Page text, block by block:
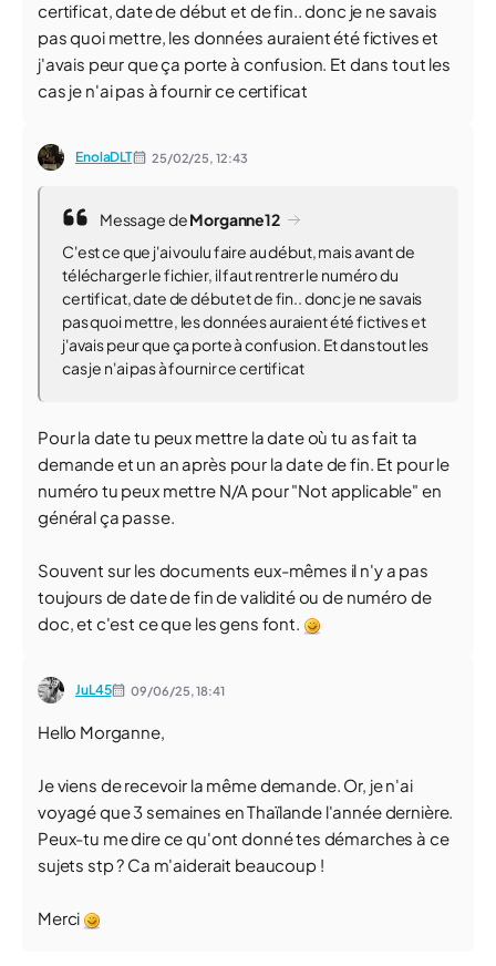
certificat, date de début et de fin.. donc je ne savais
pas quoi mettre, les données auraient été fictives et
j'avais peur que ça porte à confusion. Et dans tout les
cas je n'ai pas à fournir ce certificat
EnolaDLT 25/02/25, 12:43
Message deMorganne12
C'est ce que j'ai voulu faire au début, mais avant de
télécharger le fichier, il faut rentrer le numéro du
certificat, date de début et de fin.. donc je ne savais
pas quoi mettre, les données auraient été fictives et
j'avais peur que ça porte à confusion. Et dans tout les
cas je n'ai pas à fournir ce certificat
Pour la date tu peux mettre la date où tu as fait ta
demande et un an après pour la date de fin. Et pour le
numéro tu peux mettre N/A pour "Not applicable" en
général ça passe.
Souvent sur les documents eux-mêmes il n'y a pas
toujours de date de fin de validité ou de numéro de
doc, et c'est ce que les gens font.
JuL45 09/06/25,18:41
Hello Morganne,
Je viens de recevoir la même demande. Or, je n'ai
voyagé que 3 semaines en Thaïlande l'année dernière.
Peux-tu me dire ce qu'ont donné tes démarches à ce
sujets stp ? Ca m'aiderait beaucoup !
Merci